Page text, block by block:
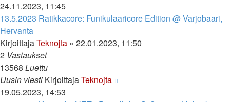
24.11.2023, 11:45
13.5.2023 Ratikkacore: Funikulaaricore Edition @ Varjobaari,
Hervanta
KirjoittajaTeknojta » 22.01.2023, 11:50
2 Vastaukset
13568 Luettu
Uusin viesti KirjoittajaTeknojta
19.05.2023, 14:53